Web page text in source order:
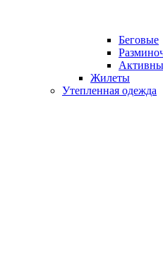
Беговые
Жилеты
Утепленная одежда